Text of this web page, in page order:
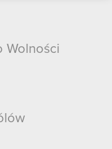
się na
Wolności